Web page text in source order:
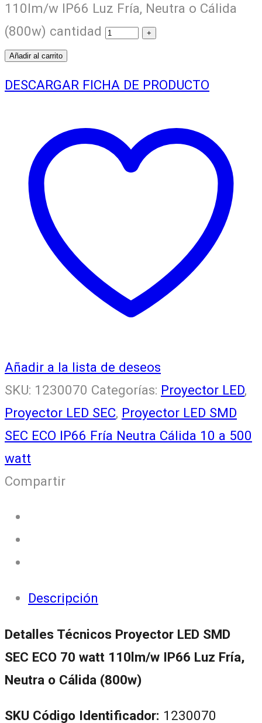
110lm/w IP66 Luz Fría, Neutra o Cálida
(800w) cantidad
Añadir al carrito
DESCARGAR FICHA DE PRODUCTO
Añadir a la lista de deseos
SKU: 1230070 Categorías: Proyector LED,
Proyector LED SEC, Proyector LED SMD
SEC ECO IP66 Fría Neutra Cálida 10 a 500
watt
Compartir
Descripción
Detalles Técnicos Proyector LED SMD
SEC ECO 70 watt 110lm/w IP66 Luz Fría,
Neutra o Cálida (800w)
SKU Código Identificador: 1230070